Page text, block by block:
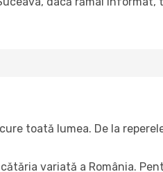
toată lumea. De la
variată a România.